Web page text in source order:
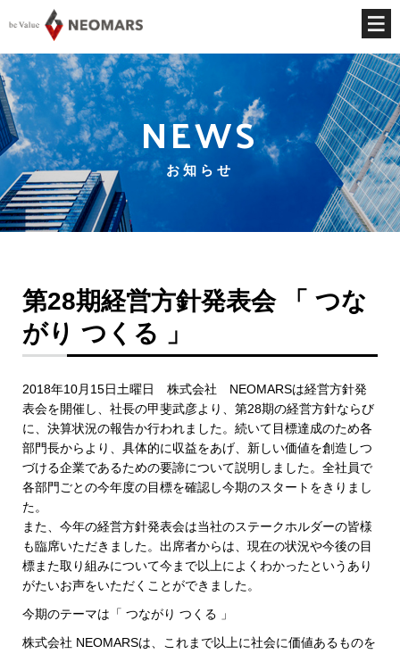
NEWS
お知らせ
第28期経営方針発表会 「 つな
がり つくる 」
2018年10月15日土曜日 株式会社 NEOMARSは経営方針発
表会を開催し、社長の甲斐武彦より、第28期の経営方針ならび
に、決算状況の報告か行われました。続いて目標達成のため各
部門長からより、具体的に収益をあげ、新しい価値を創造しつ
づける企業であるための要諦について説明しました。全社員で
各部門ごとの今年度の目標を確認し今期のスタートをきりまし
た。
また、今年の経営方針発表会は当社のステークホルダーの皆様
も臨席いただきました。出席者からは、現在の状況や今後の目
標また取り組みについて今まで以上によくわかったというあり
がたいお声をいただくことができました。
今期のテーマは「 つながり つくる 」
株式会社 NEOMARSは、これまで以上に社会に価値あるものを